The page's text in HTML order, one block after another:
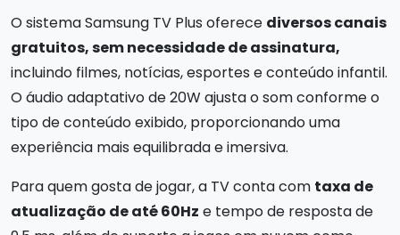
O sistema Samsung TV Plus oferece diversos canais
gratuitos, sem necessidade de assinatura,
incluindo filmes, notícias, esportes e conteúdo infantil.
O áudio adaptativo de 20W ajusta o som conforme o
tipo de conteúdo exibido, proporcionando uma
experiência mais equilibrada e imersiva.
Para quem gosta de jogar, a TV conta com taxa de
atualização de até 60Hz e tempo de resposta de